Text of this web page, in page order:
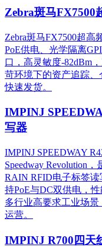
Zebra斑马FX7500
Zebra斑马FX7500超
PoE供电、光学隔离
口，高灵敏度-82dBm
苛环境下的资产追踪
快速发货。
IMPINJ
写器
IMPINJ SPEEDWAY
Speedway Revolution
RAIN RFID电子标签
持PoE与DC双供电，
多行业高要求工业场
运营。​
IMPINJ R700四天